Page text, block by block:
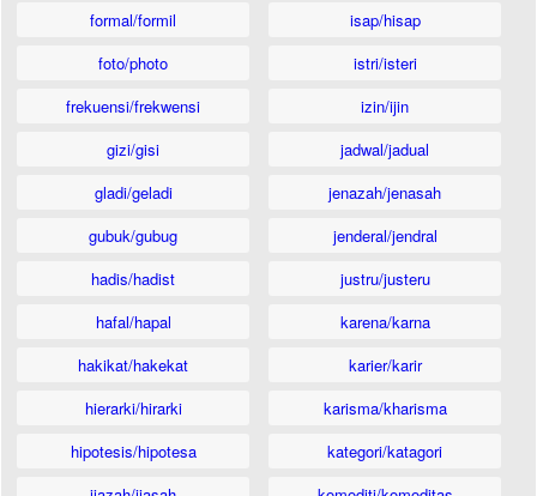
formal/formil
foto/photo
frekuensi/frekwensi
gizi/gisi
gladi/geladi
gubuk/gubug
hadis/hadist
hafal/hapal
hakikat/hakekat
hierarki/hirarki
hipotesis/hipotesa
isap/hisap
istri/isteri
izin/ijin
jadwal/jadual
jenazah/jenasah
jenderal/jendral
justru/justeru
karena/karna
karier/karir
karisma/kharisma
kategori/katagori